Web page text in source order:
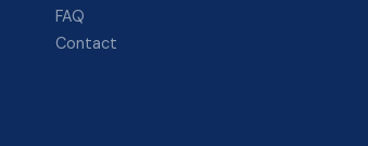
FAQ
Contact